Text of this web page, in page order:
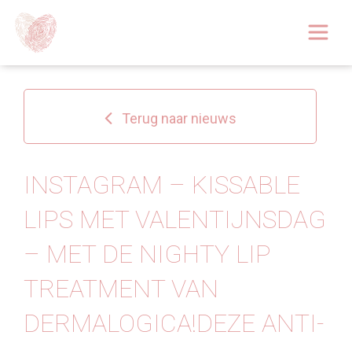
Over
Huidoplossingen
Behandelingen
Tarieven 2026
Blog
Webshop
Terug naar nieuws
INSTAGRAM – KISSABLE
LIPS MET VALENTIJNSDAG
– MET DE NIGHTY LIP
TREATMENT VAN
DERMALOGICA!DEZE ANTI-